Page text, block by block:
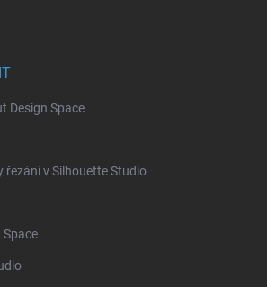
Design Space
v Silhouette Studio
Space